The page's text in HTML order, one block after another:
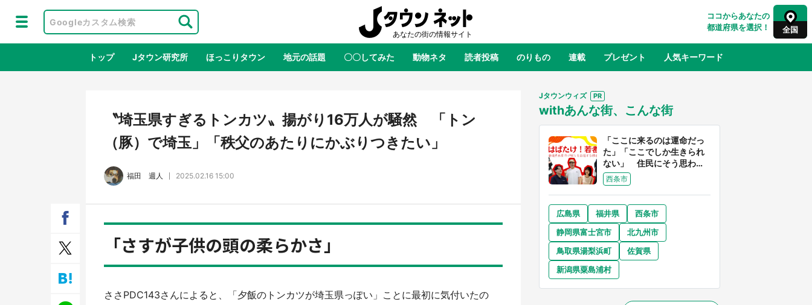
ココからあなたの
都道府県を選択！
全国
全国 全国
東北 青森 岩手 山形 福島
関東 茨城 千葉 東京 神奈川
奈良 和歌山
山口
大分 宮崎
トップ Jタウン研究所 ほっこりタウン 地元の話題 〇〇してみた 動物ネタ 読者投稿 のりもの 連載 プレゼント 人気キーワード
地域×二次元 絶景 あの時はありがとう 物語がはじまる町へ ふるさと納税
鳥取・境港「ゲゲゲの妖怪楽園」限定
だった鬼太郎グッズ買える 銀座・博
品館TOY PARKへ急げ【8／8～31】
ラプラス・ダークネスが栃木県を征
服！？ 県公式プロモ動画で「聖地」
が生産されてます【7／31～1／31】
『薬屋のひとりごと』の〝舞〟の世界
ラボ、本邦初公開の「猫猫像」も【8
日向翔陽＆影山飛雄が笹かまを食べ
る！ アニメ『ハイキュー！！』×老
舗「鐘崎」コラボで限定グッズも【8
／1～31】
もっとみる
〝埼玉県すぎるトンカツ〟揚がり16万人が騒然 「トン
（豚）で埼玉」「秩父のあたりにかぶりつきたい」
福田 週人 2025.02.16 15:00
「さすが子供の頭の柔らかさ」
ささPDC143さんによると、「夕飯のトンカツが埼玉県っぽい」ことに最初に気付いたの
Jタウンウィズ
withあんな街、こんな街
「ここに来るのは運命だっ
た」「ここでしか生きられ
ない」 住民にそう思わせ
る離島「粟島」の魅力【移
住婚受付中】
西条市
広島県 福井県
西条市
静岡県富士宮市
北九州市
鳥取県湯梨浜町
佐賀県
新潟県粟島浦村